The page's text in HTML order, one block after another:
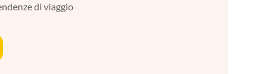
di viaggio